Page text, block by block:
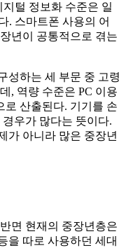
털 정보화 수준은 일
. 스마트폰 사용의 어
년이 공통적으로 겪는
성하는 세 부문 중 고령
, 역량 수준은 PC 이용
로 산출된다. 기기를 손
우가 많다는 뜻이다.
가 아니라 많은 중장년
면 현재의 중장년층은
을 따로 사용하던 세대